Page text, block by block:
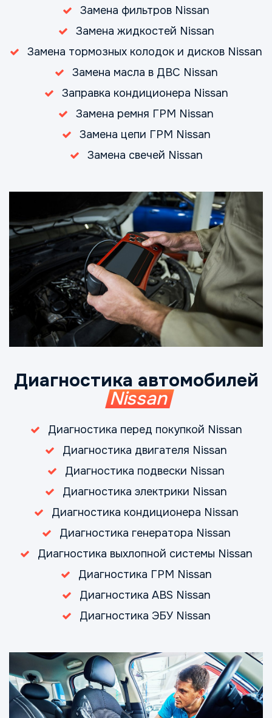
Замена фильтров Nissan
Замена жидкостей Nissan
Замена тормозных колодок и дисков Nissan
Замена масла в ДВС Nissan
Заправка кондиционера Nissan
Замена ремня ГРМ Nissan
Замена цепи ГРМ Nissan
Замена свечей Nissan
Диагностика автомобилей
Nissan
Диагностика перед покупкой Nissan
Диагностика двигателя Nissan
Диагностика подвески Nissan
Диагностика электрики Nissan
Диагностика кондиционера Nissan
Диагностика генератора Nissan
Диагностика выхлопной системы Nissan
Диагностика ГРМ Nissan
Диагностика ABS Nissan
Диагностика ЭБУ Nissan